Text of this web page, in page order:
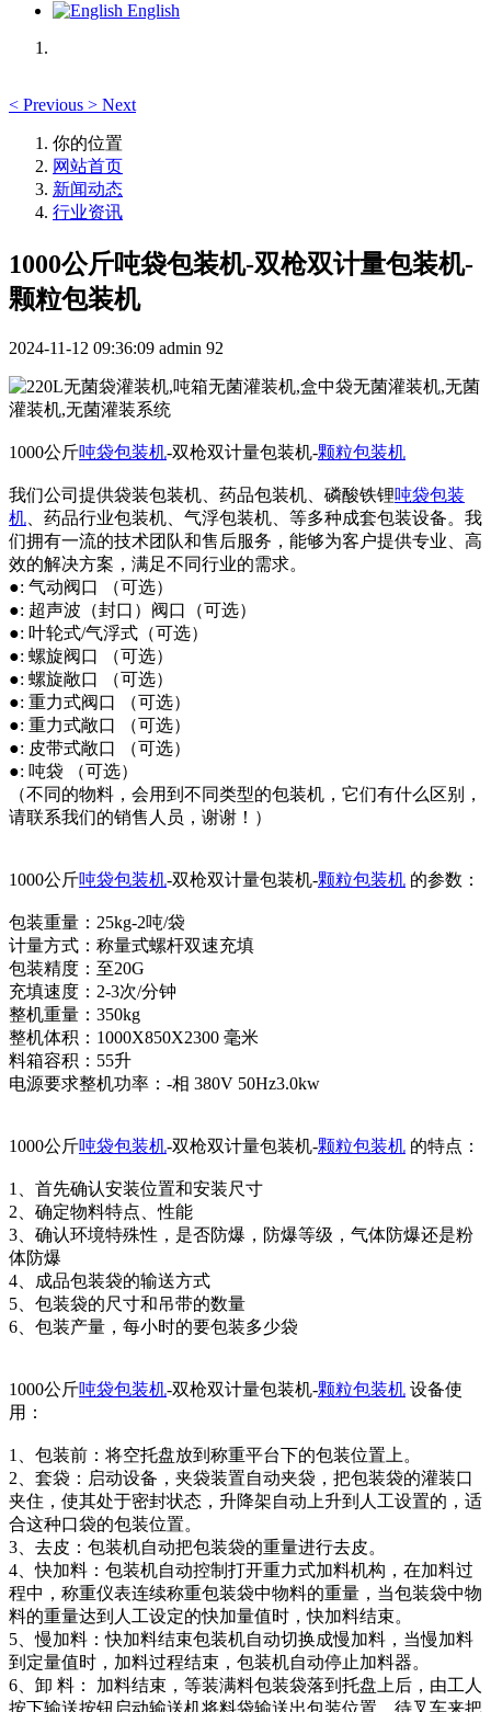
English
< Previous > Next
你的位置
网站首页
新闻动态
行业资讯
1000公斤吨袋包装机-双枪双计量包装机-
颗粒包装机
2024-11-12 09:36:09 admin 92
1000公斤吨袋包装机-双枪双计量包装机-颗粒包装机
我们公司提供袋装包装机、药品包装机、磷酸铁锂吨袋包装
机 、药品行业包装机、气浮包装机、等多种成套包装设备。我
们拥有一流的技术团队和售后服务，能够为客户提供专业、高
效的解决方案，满足不同行业的需求。
●: 气动阀口 （可选）
●: 超声波（封口）阀口（可选）
●: 叶轮式/气浮式（可选）
●: 螺旋阀口 （可选）
●: 螺旋敞口 （可选）
●: 重力式阀口 （可选）
●: 重力式敞口 （可选）
●: 皮带式敞口 （可选）
●: 吨袋 （可选）
（不同的物料，会用到不同类型的包装机，它们有什么区别，
请联系我们的销售人员，谢谢！）
1000公斤吨袋包装机-双枪双计量包装机-颗粒包装机 的参数：
包装重量：25kg-2吨/袋
计量方式：称量式螺杆双速充填
包装精度：至20G
充填速度：2-3次/分钟
整机重量：350kg
整机体积：1000X850X2300 毫米
料箱容积：55升
电源要求整机功率：-相 380V 50Hz3.0kw
1000公斤吨袋包装机-双枪双计量包装机-颗粒包装机 的特点：
1、首先确认安装位置和安装尺寸
2、确定物料特点、性能
3、确认环境特殊性，是否防爆，防爆等级，气体防爆还是粉
体防爆
4、成品包装袋的输送方式
5、包装袋的尺寸和吊带的数量
6、包装产量，每小时的要包装多少袋
1000公斤吨袋包装机-双枪双计量包装机-颗粒包装机 设备使
用：
1、包装前：将空托盘放到称重平台下的包装位置上。
2、套袋：启动设备，夹袋装置自动夹袋，把包装袋的灌装口
夹住，使其处于密封状态，升降架自动上升到人工设置的，适
合这种口袋的包装位置。
3、去皮：包装机自动把包装袋的重量进行去皮。
4、快加料：包装机自动控制打开重力式加料机构，在加料过
程中，称重仪表连续称重包装袋中物料的重量，当包装袋中物
料的重量达到人工设定的快加量值时，快加料结束。
5、慢加料：快加料结束包装机自动切换成慢加料，当慢加料
到定量值时，加料过程结束，包装机自动停止加料器。
6、卸 料： 加料结束，等装满料包装袋落到托盘上后，由工人
按下输送按钮启动输送机将料袋输送出包装位置，待叉车来把